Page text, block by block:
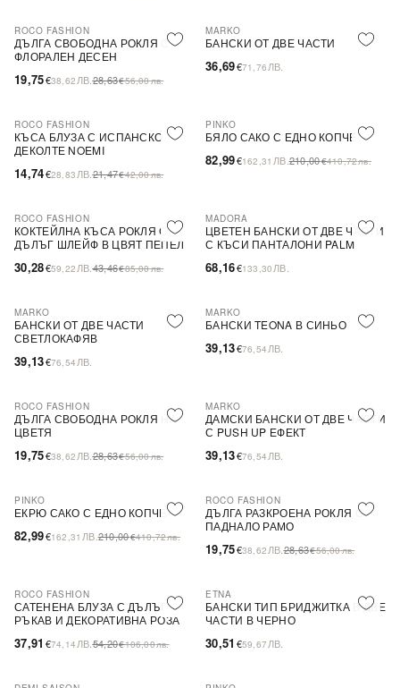
-31%
ROCO FASHION
ДЪЛГА СВОБОДНА РОКЛЯ С
ФЛОРАЛЕН ДЕСЕН
19,75€38,62 ЛВ.28,63€56,00лв.
MARKO
БАНСКИ ОТ ДВЕ ЧАСТИ
36,69€71,76 ЛВ.
-31%
ROCO FASHION
КЪСА БЛУЗА С ИСПАНСКО
ДЕКОЛТЕ NOEMI
14,74€28,83 ЛВ.21,47€42,00лв.
-60%
PINKO
БЯЛО САКО С ЕДНО КОПЧЕ
82,99€162,31 ЛВ.210,00€410,72лв.
-30%
ROCO FASHION
КОКТЕЙЛНА КЪСА РОКЛЯ С
ДЪЛЪГ ШЛЕЙФ В ЦВЯТ ПЕПЕЛ
30,28€59,22 ЛВ.43,46€85,00лв.
MADORA
ЦВЕТЕН БАНСКИ ОТ ДВЕ ЧАСТИ
С КЪСИ ПАНТАЛОНИ PALM
68,16€133,30 ЛВ.
MARKO
БАНСКИ ОТ ДВЕ ЧАСТИ
СВЕТЛОКАФЯВ
39,13€76,54 ЛВ.
MARKO
БАНСКИ TEONA В СИНЬО
39,13€76,54 ЛВ.
-31%
ROCO FASHION
ДЪЛГА СВОБОДНА РОКЛЯ НА
ЦВЕТЯ
19,75€38,62 ЛВ.28,63€56,00лв.
MARKO
ДАМСКИ БАНСКИ ОТ ДВЕ ЧАСТИ
С PUSH UP ЕФЕКТ
39,13€76,54 ЛВ.
-60%
PINKO
ЕКРЮ САКО С ЕДНО КОПЧЕ
82,99€162,31 ЛВ.210,00€410,72лв.
-31%
ROCO FASHION
ДЪЛГА РАЗКРОЕНА РОКЛЯ С
ПАДНАЛО РАМО
19,75€38,62 ЛВ.28,63€56,00лв.
-30%
ROCO FASHION
САТЕНЕНА БЛУЗА С ДЪЛЪГ
РЪКАВ И ДЕКОРАТИВНА РОЗА
37,91 €74,14 ЛВ.54,20€106,00лв.
ETNA
БАНСКИ ТИП БРИДЖИТКА В ДВЕ
ЧАСТИ В ЧЕРНО
30,51 €59,67 ЛВ.